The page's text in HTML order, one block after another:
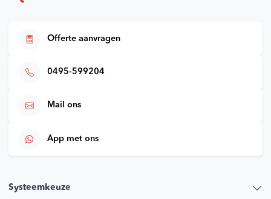
Offerte aanvragen
0495-599204
Mail ons
App met ons
Systeemkeuze